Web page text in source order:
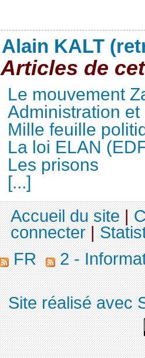
Alain KALT
Articles de
Le mouvement
Administration
Mille feuille
La loi ELAN
Les prisons
[...]
Accueil du site|
connecter|
FR
2 -
Site réalisé avec